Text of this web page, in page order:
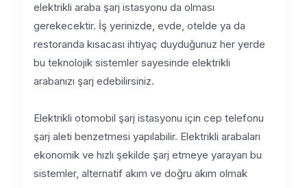
elektrikli araba şarj istasyonu da olması
gerekecektir. İş yerinizde, evde, otelde ya da
restoranda kısacası ihtiyaç duyduğunuz her yerde
bu teknolojik sistemler sayesinde elektrikli
arabanızı şarj edebilirsiniz.
Elektrikli otomobil şarj istasyonu için cep telefonu
şarj aleti benzetmesi yapılabilir. Elektrikli arabaları
ekonomik ve hızlı şekilde şarj etmeye yarayan bu
sistemler, alternatif akım ve doğru akım olmak